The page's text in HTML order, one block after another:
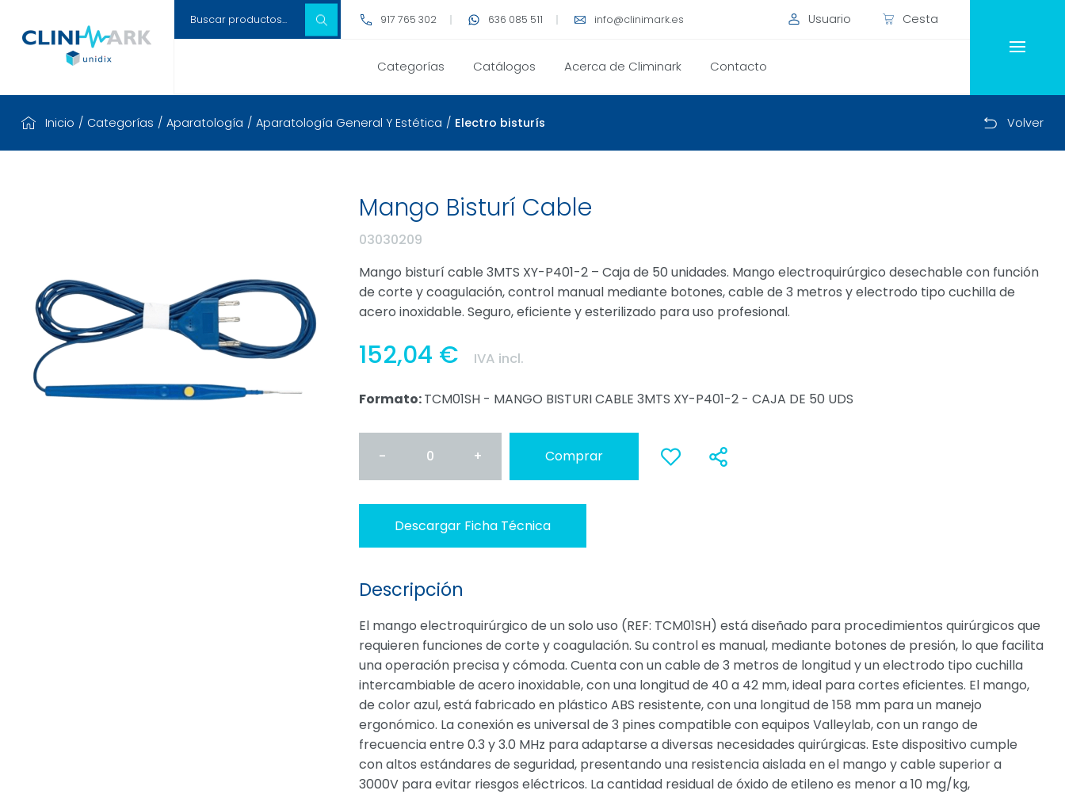
917 765 302 636 085 511 info@clinimark.es Usuario Cesta
Categorías Catálogos Acerca de Climinark Contacto
Inicio / Categorías / Aparatología / Aparatología General Y Estética / Electro bisturís Volver
Mango Bisturí Cable
03030209
Mango bisturí cable 3MTS XY-P401-2 – Caja de 50 unidades. Mango electroquirúrgico desechable con función
de corte y coagulación, control manual mediante botones, cable de 3 metros y electrodo tipo cuchilla de
acero inoxidable. Seguro, eficiente y esterilizado para uso profesional.
152,04 € IVA incl.
Formato:TCM01SH - MANGO BISTURI CABLE 3MTS XY-P401-2 - CAJA DE 50 UDS
- 0 + Comprar Anadir
Descargar Ficha Técnica
Descripción
El mango electroquirúrgico de un solo uso (REF: TCM01SH) está diseñado para procedimientos quirúrgicos que
requieren funciones de corte y coagulación. Su control es manual, mediante botones de presión, lo que facilita
una operación precisa y cómoda. Cuenta con un cable de 3 metros de longitud y un electrodo tipo cuchilla
intercambiable de acero inoxidable, con una longitud de 40 a 42 mm, ideal para cortes eficientes. El mango,
de color azul, está fabricado en plástico ABS resistente, con una longitud de 158 mm para un manejo
ergonómico. La conexión es universal de 3 pines compatible con equipos Valleylab, con un rango de
frecuencia entre 0.3 y 3.0 MHz para adaptarse a diversas necesidades quirúrgicas. Este dispositivo cumple
con altos estándares de seguridad, presentando una resistencia aislada en el mango y cable superior a
3000V para evitar riesgos eléctricos. La cantidad residual de óxido de etileno es menor a 10 mg/kg,